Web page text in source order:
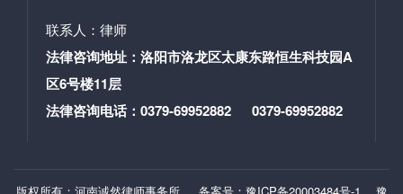
律师强调了规范调查取证的必要性，分享了在侦查阶段
如何合法、合规地收集证据，以及如何通过规范的调查
取证来维护当事人的诉讼权利。 讲座结束后，诚然所主
任尚旭辉律师对李瑶律师的讲解给予了高度评价。尚主
任指出，侦查阶段辩护工作的规范化对于提升律师的执
联系人：律师
法律咨询地址：洛阳市洛龙区太康东路恒生科技园A
区6号楼11层
法律咨询电话：0379-69952882 0379-69952882